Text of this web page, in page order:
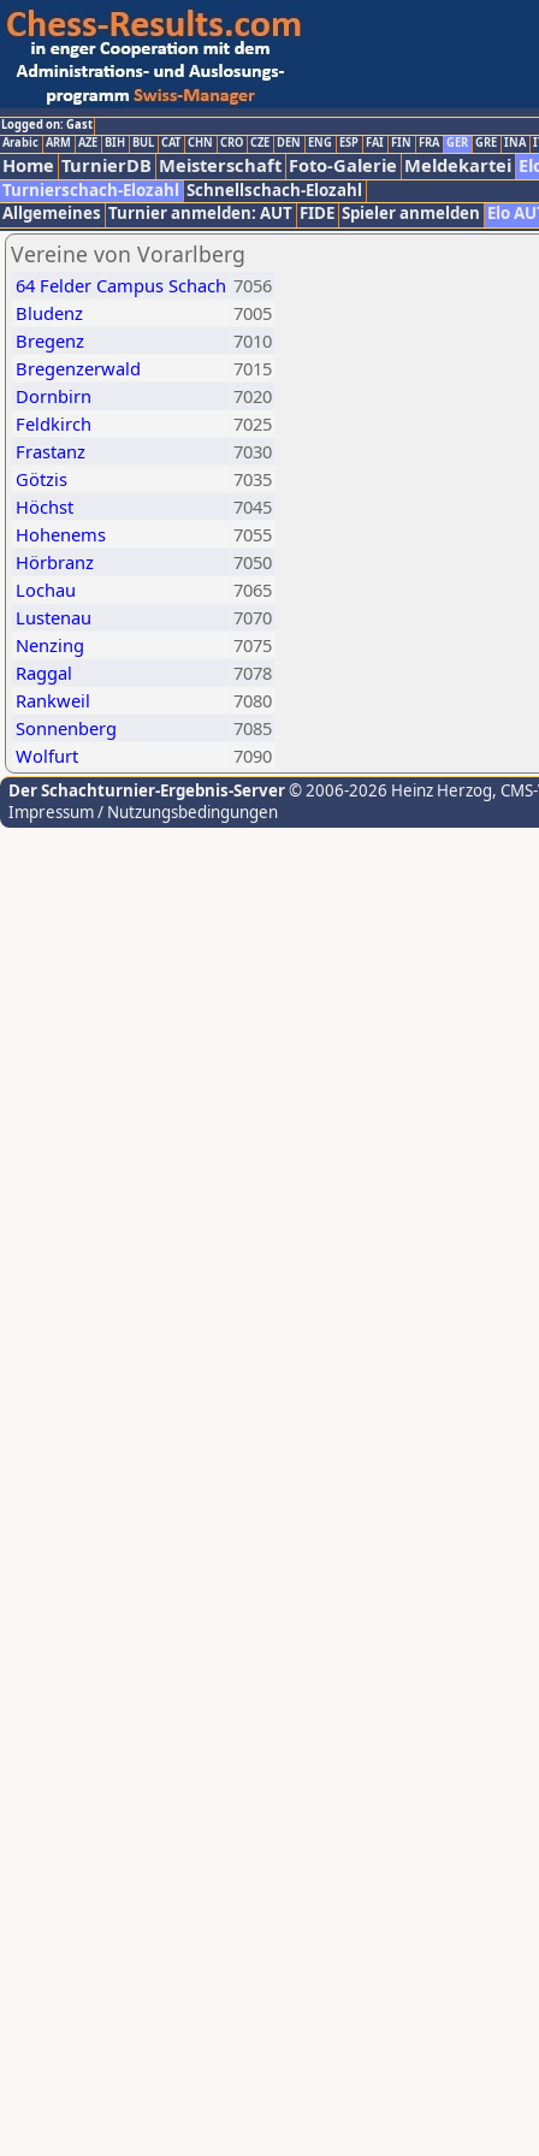
Logged on: Gast
Arabic ARM AZE BIH BUL CAT CHN CRO CZE DEN ENG ESP FAI FIN FRA GER GRE INA
Home TurnierDB Meisterschaft Foto-Galerie Meldekartei
Turnierschach-Elozahl Schnellschach-Elozahl
Allgemeines Turnier anmelden: AUT FIDE Spieler anmelden Elo
Vereine von Vorarlberg
64 Felder Campus Schach 7056
Bludenz
7005
Bregenz
7010
Bregenzerwald
7015
Dornbirn
7020
Feldkirch
7025
Frastanz
7030
Götzis
7035
Höchst
7045
Hohenems
7055
Hörbranz
7050
Lochau
7065
Lustenau
7070
Nenzing
7075
Raggal
7078
Rankweil
7080
Sonnenberg
7085
Wolfurt
7090
Der Schachturnier-Ergebnis-Server© 2006-2026 Heinz Herzog,
Impressum / Nutzungsbedingungen